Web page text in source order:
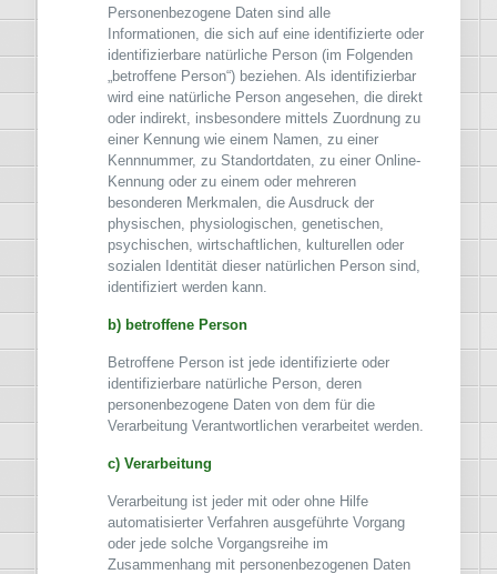
Personenbezogene Daten sind alle
Informationen, die sich auf eine identifizierte oder
identifizierbare natürliche Person (im Folgenden
„betroffene Person“) beziehen. Als identifizierbar
wird eine natürliche Person angesehen, die direkt
oder indirekt, insbesondere mittels Zuordnung zu
einer Kennung wie einem Namen, zu einer
Kennnummer, zu Standortdaten, zu einer Online-
Kennung oder zu einem oder mehreren
besonderen Merkmalen, die Ausdruck der
physischen, physiologischen, genetischen,
psychischen, wirtschaftlichen, kulturellen oder
sozialen Identität dieser natürlichen Person sind,
identifiziert werden kann.
b) betroffene Person
Betroffene Person ist jede identifizierte oder
identifizierbare natürliche Person, deren
personenbezogene Daten von dem für die
Verarbeitung Verantwortlichen verarbeitet werden.
c) Verarbeitung
Verarbeitung ist jeder mit oder ohne Hilfe
automatisierter Verfahren ausgeführte Vorgang
oder jede solche Vorgangsreihe im
Zusammenhang mit personenbezogenen Daten